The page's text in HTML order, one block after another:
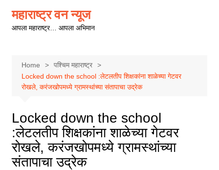
content
महाराष्ट्र वन न्यूज
आपला महाराष्ट्र… आपला अभिमान
Home
पश्चिम महाराष्ट्र
Locked down the school :लेटलतीप शिक्षकांना शाळेच्या गेटवर
रोखले, करंजखोपमध्ये ग्रामस्थांच्या संतापाचा उद्रेक
Locked down the school
:लेटलतीप शिक्षकांना शाळेच्या गेटवर
रोखले, करंजखोपमध्ये ग्रामस्थांच्या
संतापाचा उद्रेक